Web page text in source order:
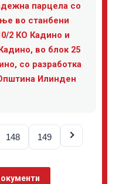
парцела со
во станбени
2 КО Кадино и
во блок 25
со разработка
Илинден
148 149